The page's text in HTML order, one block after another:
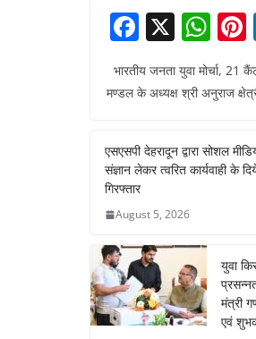
F
c
b
o
o
k
X W
h
at
s
A
p
e
भारतीय जनता युवा मोर्चा, 21
मण्डल के अध्यक्ष श्री अनुराज
एसएसपी देहरादून द्वारा सोशल
संज्ञान लेकर त्वरित कार्यवाही के
गिरफ्तार
August 5, 2026
युवा
मंत्री
एवं